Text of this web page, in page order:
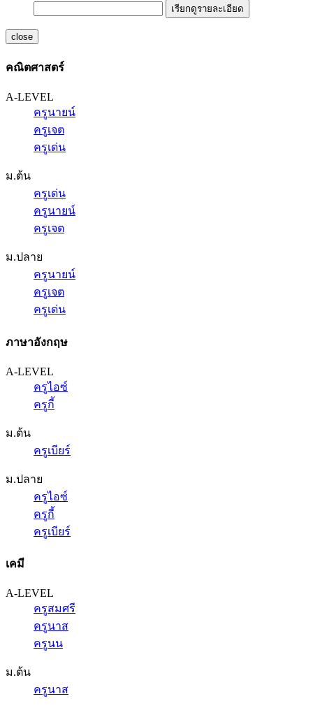
เรียกดูรายละเอียด
close
คณิตศาสตร์
A-LEVEL
ครูนายน์
ครูเจต
ครูเด่น
ม.ต้น
ครูเด่น
ครูนายน์
ครูเจต
ม.ปลาย
ครูนายน์
ครูเจต
ครูเด่น
ภาษาอังกฤษ
A-LEVEL
ครูไอซ์
ครูกี้
ม.ต้น
ครูเบียร์
ม.ปลาย
ครูไอซ์
ครูกี้
ครูเบียร์
เคมี
A-LEVEL
ครูสมศรี
ครูนาส
ครูนน
ม.ต้น
ครูนาส